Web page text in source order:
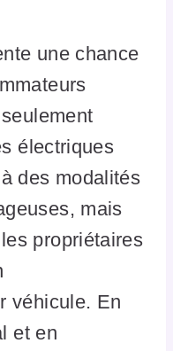
une chance
électriques
des modalités
mais
propriétaires
véhicule. En
et en